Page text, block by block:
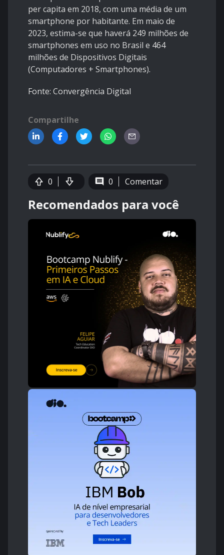
per capita em 2018, com uma média de um
smartphone por habitante. Em maio de
2023, estima-se que haverá 249 milhões de
smartphones em uso no Brasil e 464
milhões de Dispositivos Digitais
(Computadores + Smartphones).
Fonte: Convergência Digital
Compartilhe
0 0 Comentar
Recomendados para você